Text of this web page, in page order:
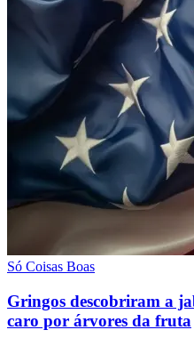
Só Coisas Boas
Gringos descobriram a
caro por árvores da fruta